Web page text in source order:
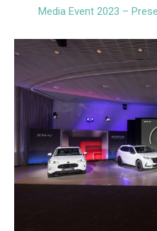
Media Event 2023 –